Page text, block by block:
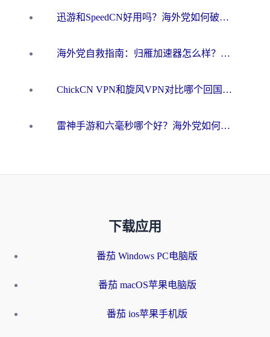
迅游和SpeedCN好用吗？海外党如何破解那道看不见的墙
海外党自救指南：归雁加速器怎么样？教你避开坑实现国内资源无缝访问
ChickCN VPN和旋风VPN对比哪个回国效果更好？海外用户的选择困境与出路
雷神手游和六毫秒哪个好？海外党如何真正解锁国内资源
下载应用
番茄 Windows PC电脑版
番茄 macOS苹果电脑版
番茄 ios苹果手机版